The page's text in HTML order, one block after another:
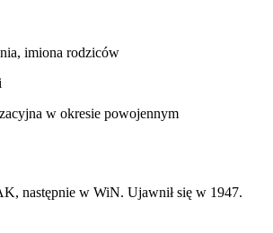
imiona rodziców
w okresie powojennym
następnie w WiN. Ujawnił się w 1947.